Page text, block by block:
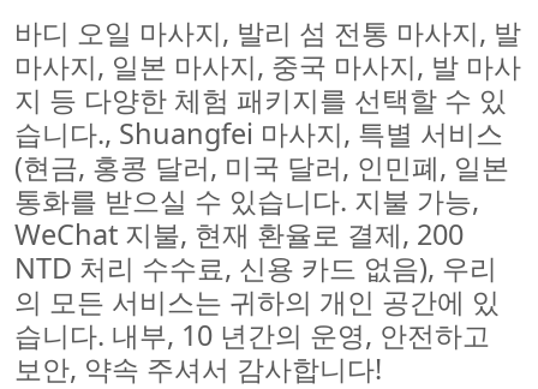
바디 오일 마사지, 발리 섬 전통 마사지, 발
마사지, 일본 마사지, 중국 마사지, 발 마사
지 등 다양한 체험 패키지를 선택할 수 있
습니다., Shuangfei 마사지, 특별 서비스
(현금, 홍콩 달러, 미국 달러, 인민폐, 일본
통화를 받으실 수 있습니다. 지불 가능,
WeChat 지불, 현재 환율로 결제, 200
NTD 처리 수수료, 신용 카드 없음), 우리
의 모든 서비스는 귀하의 개인 공간에 있
습니다. 내부, 10 년간의 운영, 안전하고
보안, 약속 주셔서 감사합니다!